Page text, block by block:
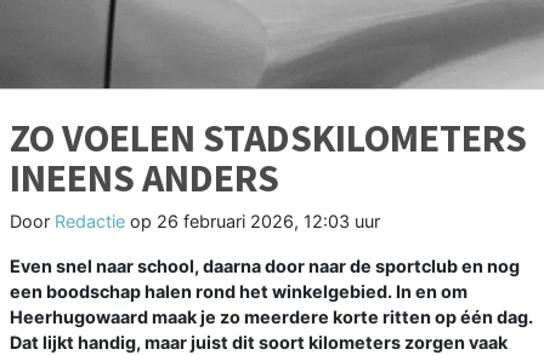
ZO VOELEN STADSKILOMETERS
INEENS ANDERS
Door Redactie op 26 februari 2026, 12:03 uur
Even snel naar school, daarna door naar de sportclub en nog
een boodschap halen rond het winkelgebied. In en om
Heerhugowaard maak je zo meerdere korte ritten op één dag.
Dat lijkt handig, maar juist dit soort kilometers zorgen vaak